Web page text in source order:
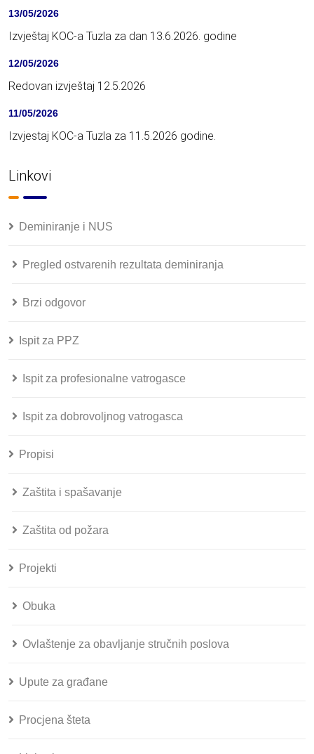
13/05/2026
Izvještaj KOC-a Tuzla za dan 13.6.2026. godine
12/05/2026
Redovan izvještaj 12.5.2026
11/05/2026
Izvjestaj KOC-a Tuzla za 11.5.2026 godine.
Linkovi
Deminiranje i NUS
Pregled ostvarenih rezultata deminiranja
Brzi odgovor
Ispit za PPZ
Ispit za profesionalne vatrogasce
Ispit za dobrovoljnog vatrogasca
Propisi
Zaštita i spašavanje
Zaštita od požara
Projekti
Obuka
Ovlaštenje za obavljanje stručnih poslova
Upute za građane
Procjena šteta